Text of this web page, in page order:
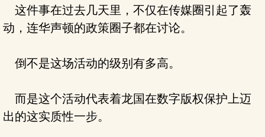
这件事在过去几天里，不仅在传媒圈引起了轰
动，连华声顿的政策圈子都在讨论。
倒不是这场活动的级别有多高。
而是这个活动代表着龙国在数字版权保护上迈
出的这实质性一步。